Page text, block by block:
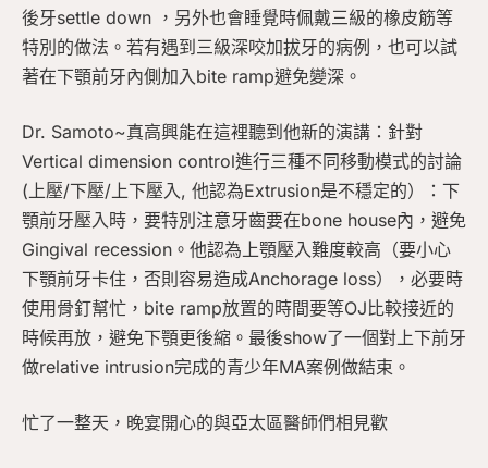
後牙settle down ，另外也會睡覺時佩戴三級的橡皮筋等
特別的做法。若有遇到三級深咬加拔牙的病例，也可以試
著在下顎前牙內側加入bite ramp避免變深。
Dr. Samoto~真高興能在這裡聽到他新的演講：針對
Vertical dimension control進行三種不同移動模式的討論
(上壓/下壓/上下壓入, 他認為Extrusion是不穩定的）：下
顎前牙壓入時，要特別注意牙齒要在bone house內，避免
Gingival recession。他認為上顎壓入難度較高（要小心
下顎前牙卡住，否則容易造成Anchorage loss），必要時
使用骨釘幫忙，bite ramp放置的時間要等OJ比較接近的
時候再放，避免下顎更後縮。最後show了一個對上下前牙
做relative intrusion完成的青少年MA案例做結束。
忙了一整天，晚宴開心的與亞太區醫師們相見歡